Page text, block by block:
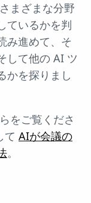
まざまな分野
ているかを判
み進めて、そ
して他の AI ツ
かを探りまし
をご覧くださ
て AIが会議の
。